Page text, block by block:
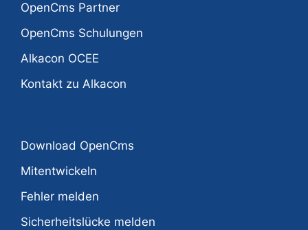
OpenCms Partner
OpenCms Schulungen
Alkacon OCEE
Kontakt zu Alkacon
Download OpenCms
Mitentwickeln
Fehler melden
Sicherheitslücke melden